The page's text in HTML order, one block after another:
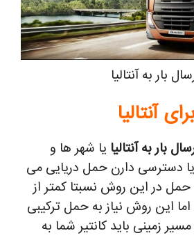
بار به آنتالیا
آنتالیا
بار به آنتالیا یا شهر ها و
دسترسی دارن حمل دریایی می
در این روش نسبتا کمتر از
این روش نیاز به حمل ترکیبی
زمینی باید کانتیر شما به